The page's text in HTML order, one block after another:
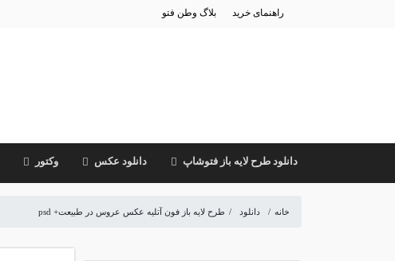
راهنمای خرید بلاگ وطن فتو
دانلود طرح لایه باز فتوشاپ دانلود عکس وکتور
خانه / دانلود / طرح لایه باز فون آتلیه عکس عروس در طبیعت+ psd